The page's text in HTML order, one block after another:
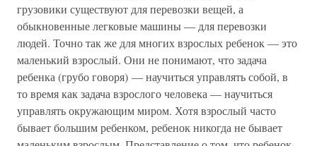
грузовики существуют для перевозки вещей, а
обыкновенные легковые машины — для перевозки
людей. Точно так же для многих взрослых ребенок — это
маленький взрослый. Они не понимают, что задача
ребенка (грубо говоря) — научиться управлять собой, в
то время как задача взрослого человека — научиться
управлять окружающим миром. Хотя взрослый часто
бывает большим ребенком, ребенок никогда не бывает